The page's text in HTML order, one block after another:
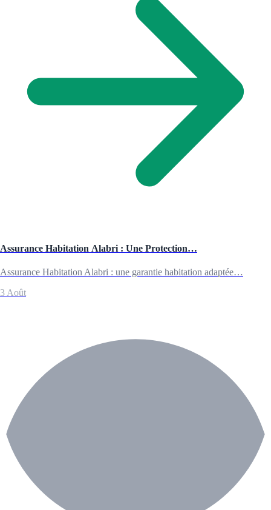
Assurance Habitation Alabri : Une Protection…
Assurance Habitation Alabri : une garantie habitation adaptée…
3 Août